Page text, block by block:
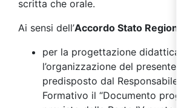
scritta che orale.
Ai sensi dell’Accordo Stato
per la progettazione didattica
l’organizzazione del presente
predisposto dal Responsabile
Formativo il “Documento